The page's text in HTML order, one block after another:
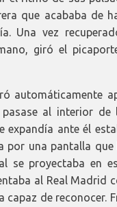
que acababa de
Una vez
giró el
automáticamente
al interior de
expandía ante él
por una pantalla
se proyectaba en
al Real Madrid
capaz de reconocer.